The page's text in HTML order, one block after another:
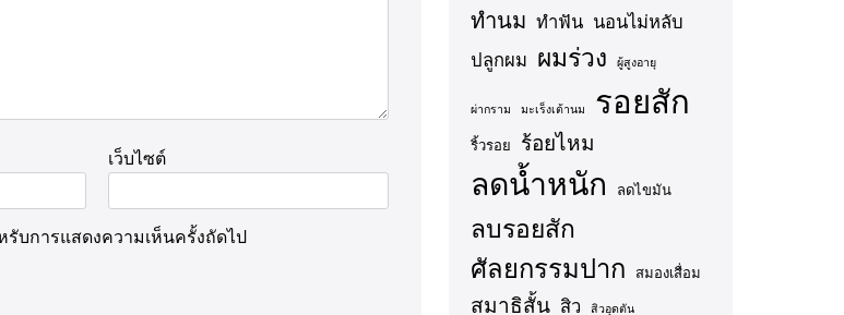
เว็บไซต์
บการแสดงความเห็นครั้งถัดไป
ทำนม ทำฟัน นอนไม่หลับ
ปลูกผม ผมร่วง ผู้สูงอายุ
ผ่ากราม มะเร็งเต้านม รอยสัก
ริ้วรอย ร้อยไหม
ลดน้ำหนัก ลดไขมัน
ลบรอยสัก
ศัลยกรรมปาก สมองเสื่อม
สมาธิสั้น สิว สิวอุดตัน